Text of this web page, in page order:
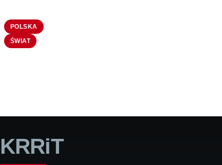
POLSKA
ŚWIAT
KRRiT